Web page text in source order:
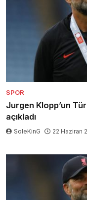
SPOR
Jurgen Klopp’un
açıkladı
SoleKinG 22 Haziran